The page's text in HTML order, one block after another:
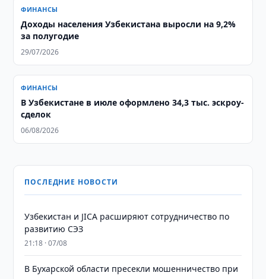
ФИНАНСЫ
Доходы населения Узбекистана выросли на 9,2%
за полугодие
29/07/2026
ФИНАНСЫ
В Узбекистане в июле оформлено 34,3 тыс. эскроу-
сделок
06/08/2026
ПОСЛЕДНИЕ НОВОСТИ
Узбекистан и JICA расширяют сотрудничество по
развитию СЭЗ
21:18 · 07/08
В Бухарской области пресекли мошенничество при